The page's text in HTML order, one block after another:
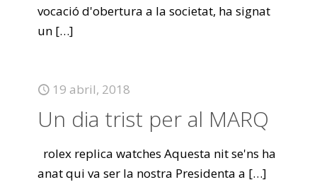
vocació d'obertura a la societat, ha signat
un […]
19 abril, 2018
Un dia trist per al MARQ
rolex replica watches Aquesta nit se'ns ha
anat qui va ser la nostra Presidenta a […]